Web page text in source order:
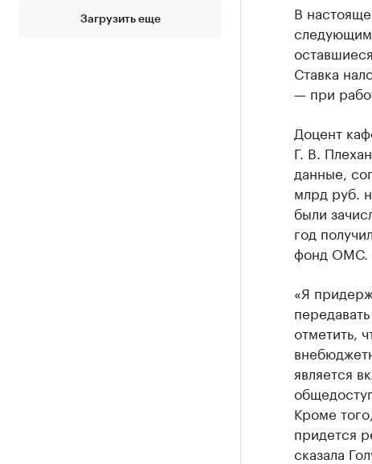
Загрузить еще
В
следующим
Ставка
— при
Доцент
Г. В.
данные,
млрд руб.
были
год
фонд ОМС.
«Я
отметить,
является
Кроме
придется
сказала